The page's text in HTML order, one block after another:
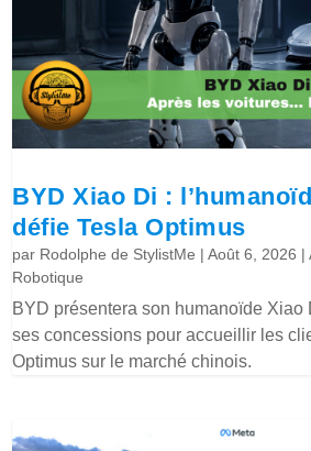
BYD Xiao Di :
défie Tesla Optimus
par Rodolphe de StylistMe |Août 6, 2026 |
Robotique
BYD présentera son humanoïde Xiao
ses concessions pour accueillir les
Optimus sur le marché chinois.